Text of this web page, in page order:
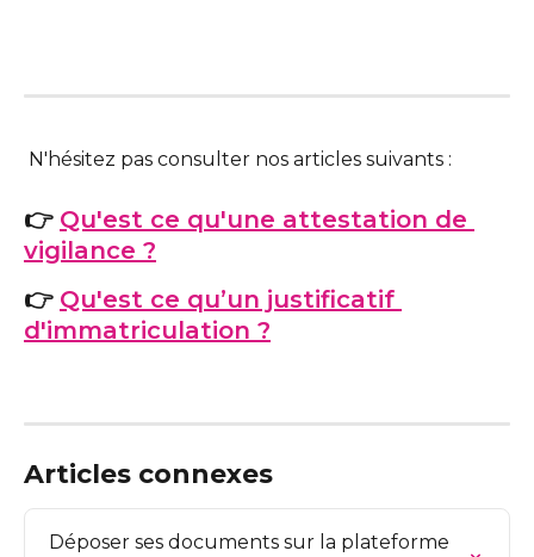
N'hésitez pas consulter nos articles suivants :
👉 Qu'est ce qu'une attestation de
vigilance ?
👉 Qu'est ce qu’un justificatif
d'immatriculation ?
Articles connexes
Déposer ses documents sur la plateforme